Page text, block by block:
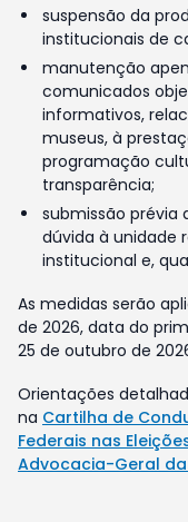
suspensão da
institucionais de
manutenção
comunicados
informativos,
museus, à
programação
transparência;
submissão prévia
dúvida à unidade
institucional e,
As medidas serão
de 2026, data do
25 de outubro de
Orientações
na Cartilha de
Federais nas
Advocacia-Geral da